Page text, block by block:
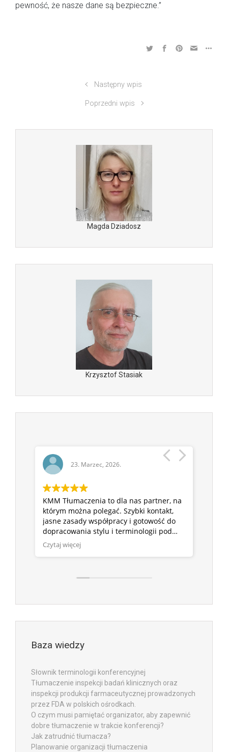
pewność, że nasze dane są bezpieczne.”
Następny wpis
Poprzedni wpis
Magda Dziadosz
Krzysztof Stasiak
23. Marzec, 2026.
KMM Tłumaczenia to dla nas partner, na
którym można polegać. Szybki kontakt,
jasne zasady współpracy i gotowość do
dopracowania stylu i terminologii pod
specyfikę naszej branży.
Czytaj więcej
Baza wiedzy
Słownik terminologii konferencyjnej
Tłumaczenie inspekcji badań klinicznych oraz
inspekcji produkcji farmaceutycznej prowadzonych
przez FDA w polskich ośrodkach.
O czym musi pamiętać organizator, aby zapewnić
dobre tłumaczenie w trakcie konferencji?
Jak zatrudnić tłumacza?
Planowanie organizacji tłumaczenia